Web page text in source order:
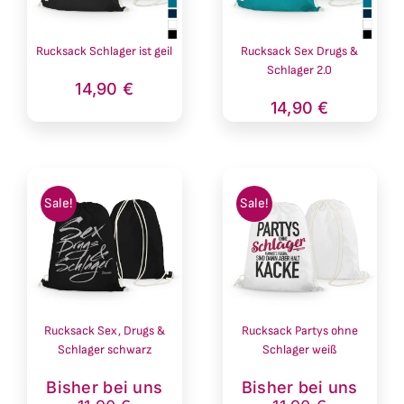
Rucksack Schlager ist geil
14,90 €
Rucksack Sex Drugs &
Schlager 2.0
14,90€
Sale!
Rucksack Sex, Drugs &
Schlager schwarz
Bisher bei uns
Ursprünglicher
Aktueller
Sale!
Rucksack Partys ohne
Schlager weiß
Bisher bei uns
Aktueller